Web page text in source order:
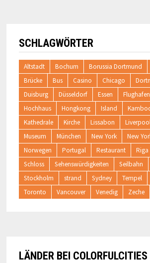
SCHLAGWÖRTER
Altstadt Bochum Borussia Dortmund
Brücke
Bus Casino Chicago
Duisburg
Düsseldorf Essen Flughafen
Hochhaus
Hongkong Island
Kathedrale
Kirche Lissabon
Museum
München New York
New
Norwegen
Portugal Restaurant Riga
Schloss
Sehenswürdigkeiten Seilbahn
Stockholm
strand Sydney Tempel
Toronto
Vancouver Venedig Zeche
LÄNDER BEI COLORFULCITIES